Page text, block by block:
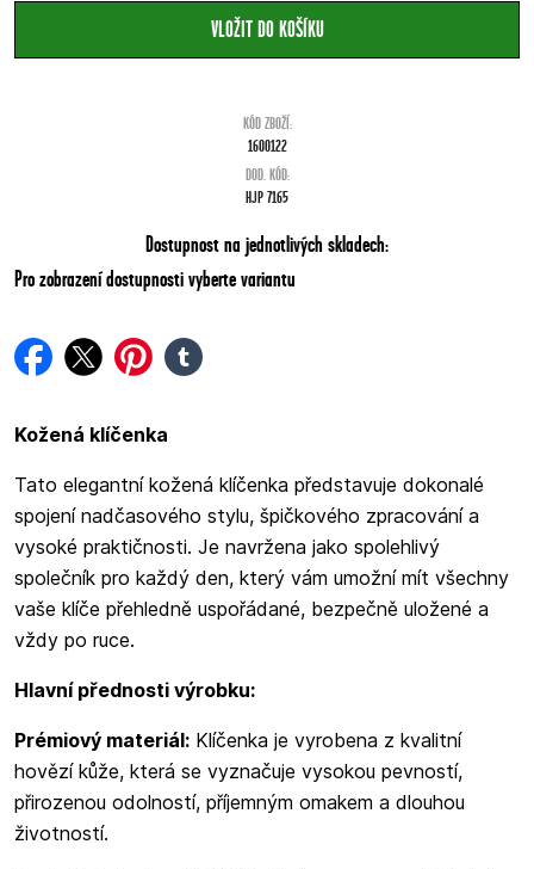
KÓD ZBOŽÍ:
1600122
DOD. KÓD:
HJP 7165
Dostupnost na jednotlivých skladech:
Pro zobrazení dostupnosti vyberte variantu
facebook
twitterpinterest
tumblr
Kožená klíčenka
Tato elegantní kožená klíčenka představuje dokonalé
spojení nadčasového stylu, špičkového zpracování a
vysoké praktičnosti. Je navržena jako spolehlivý
společník pro každý den, který vám umožní mít všechny
vaše klíče přehledně uspořádané, bezpečně uložené a
vždy po ruce.
Hlavní přednosti výrobku:
Prémiový materiál: Klíčenka je vyrobena z kvalitní
hovězí kůže, která se vyznačuje vysokou pevností,
přirozenou odolností, příjemným omakem a dlouhou
životností.